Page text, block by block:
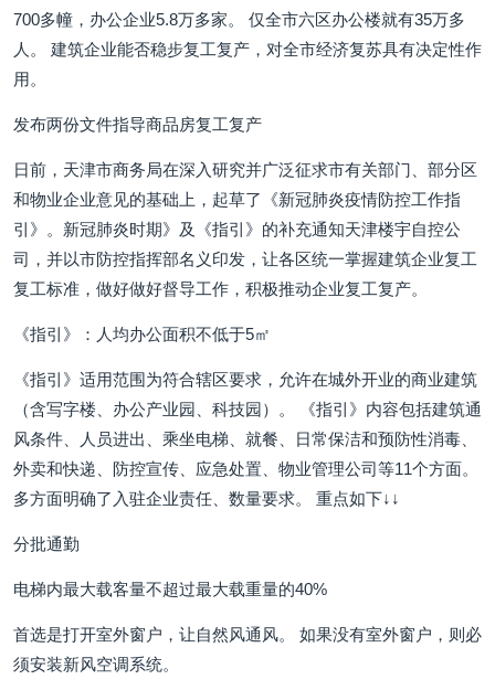
700多幢，办公企业5.8万多家。 仅全市六区办公楼就有35万多
人。 建筑企业能否稳步复工复产，对全市经济复苏具有决定性作
用。
发布两份文件指导商品房复工复产
日前，天津市商务局在深入研究并广泛征求市有关部门、部分区
和物业企业意见的基础上，起草了《新冠肺炎疫情防控工作指
引》。新冠肺炎时期》及《指引》的补充通知天津楼宇自控公
司，并以市防控指挥部名义印发，让各区统一掌握建筑企业复工
复工标准，做好做好督导工作，积极推动企业复工复产。
《指引》：人均办公面积不低于5㎡
《指引》适用范围为符合辖区要求，允许在城外开业的商业建筑
（含写字楼、办公产业园、科技园）。 《指引》内容包括建筑通
风条件、人员进出、乘坐电梯、就餐、日常保洁和预防性消毒、
外卖和快递、防控宣传、应急处置、物业管理公司等11个方面。
多方面明确了入驻企业责任、数量要求。 重点如下↓↓
分批通勤
电梯内最大载客量不超过最大载重量的40%
首选是打开室外窗户，让自然风通风。 如果没有室外窗户，则必
须安装新风空调系统。